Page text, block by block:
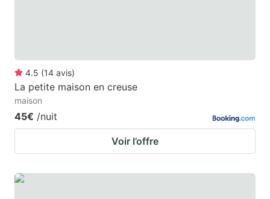
4.5 (14 avis)
La petite maison en creuse
maison
45€ /nuit
Voir l’offre